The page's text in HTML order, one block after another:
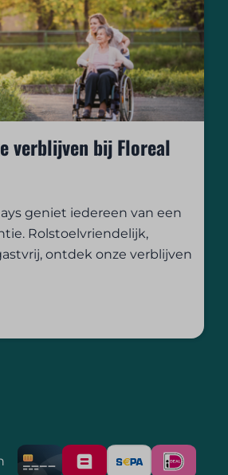
verblijven bij Floreal
geniet iedereen van een
Rolstoelvriendelijk,
ontdek onze verblijven